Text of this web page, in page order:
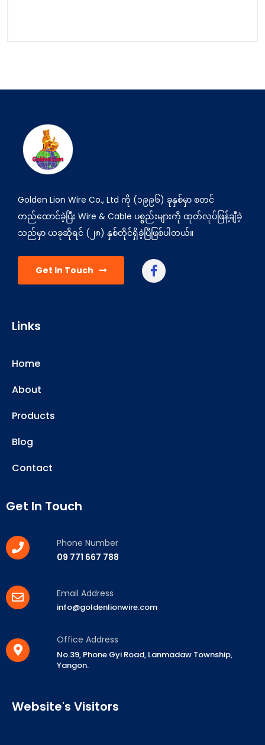
Golden Lion Wire Co., Ltd ကို (၁၉၉၆) ခုနှစ်မှာ စတင်
တည်ထောင်ခဲ့ပြီး Wire & Cable ပစ္စည်းများကို ထုတ်လုပ်ဖြန့်ချီခဲ့
သည်မှာ ယခုဆိုရင် (၂၈) နှစ်တိုင်ရှိခဲ့ပြီဖြစ်ပါတယ်။
Get In Touch
Links
Home
About
Products
Blog
Contact
Get In Touch
Phone Number
09 771 667 788
Email Address
info@goldenlionwire.com
Office Address
No.39, Phone Gyi Road, Lanmadaw Township,
Yangon.
Website's Visitors